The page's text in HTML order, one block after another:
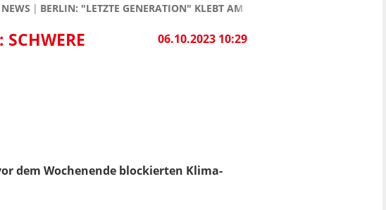
BERLIN: "LETZTE GENERATION" KLEBT AM POTSDAMER PLATZ -
06.10.2023 10:29
dem Wochenende blockierten Klima-